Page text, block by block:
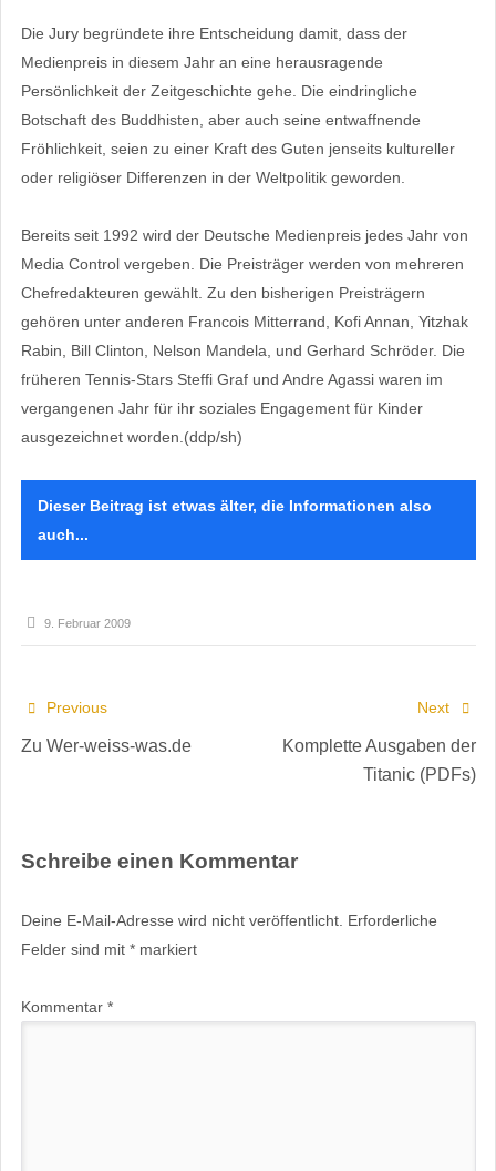
Die Jury begründete ihre Entscheidung damit, dass der
Medienpreis in diesem Jahr an eine herausragende
Persönlichkeit der Zeitgeschichte gehe. Die eindringliche
Botschaft des Buddhisten, aber auch seine entwaffnende
Fröhlichkeit, seien zu einer Kraft des Guten jenseits kultureller
oder religiöser Differenzen in der Weltpolitik geworden.
Bereits seit 1992 wird der Deutsche Medienpreis jedes Jahr von
Media Control vergeben. Die Preisträger werden von mehreren
Chefredakteuren gewählt. Zu den bisherigen Preisträgern
gehören unter anderen Francois Mitterrand, Kofi Annan, Yitzhak
Rabin, Bill Clinton, Nelson Mandela, und Gerhard Schröder. Die
früheren Tennis-Stars Steffi Graf und Andre Agassi waren im
vergangenen Jahr für ihr soziales Engagement für Kinder
ausgezeichnet worden.(ddp/sh)
Dieser Beitrag ist etwas älter, die Informationen also
auch...
9. Februar 2009
Previous
Zu Wer-weiss-was.de
Next
Komplette Ausgaben der
Titanic (PDFs)
Schreibe einen Kommentar
Deine E-Mail-Adresse wird nicht veröffentlicht. Erforderliche
Felder sind mit *markiert
Kommentar *